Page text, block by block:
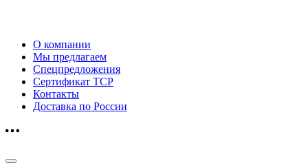
О компании
Мы предлагаем
Спецпредложения
Сертификат ТСР
Контакты
Доставка по России